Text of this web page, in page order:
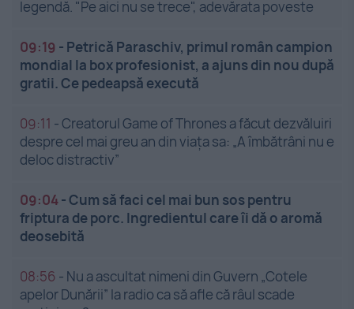
legendă. "Pe aici nu se trece", adevărata poveste
09:19 - Petrică Paraschiv, primul român campion
mondial la box profesionist, a ajuns din nou după
gratii. Ce pedeapsă execută
09:11 -Creatorul Game of Thrones a făcut dezvăluiri
despre cel mai greu an din viața sa: „A îmbătrâni nu e
deloc distractiv”
09:04-Cum să faci cel mai bun sos pentru
friptura de porc. Ingredientul care îi dă o aromă
deosebită
08:56 - Nu a ascultat nimeni din Guvern „Cotele
apelor Dunării” la radio ca să afle că râul scade